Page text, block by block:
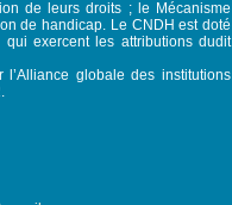
de leurs droits ; le Mécanisme
de handicap. Le CNDH est doté
exercent les attributions dudit
globale des institutions